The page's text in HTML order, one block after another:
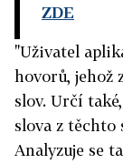
ZDE
"Uživatel
hovorů, jehož
slov. Určí
slova z těchto
Analyzuje se